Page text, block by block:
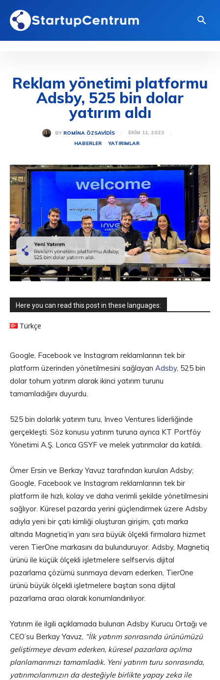
Reklam yönetimi platformu
Adsby, 525 bin dolar
yatırım aldı
BY ROMINA ÖZSAVIDIS
EKIM 11, 2023
HABERLER
YATIRIMLAR
Here you can read this post in these languages:
Türkçe
Google, Facebook ve Instagram reklamlarının tek bir
platform üzerinden yönetilmesini sağlayan Adsby, 525 bin
dolar tohum yatırım alarak ikinci yatırım turunu
tamamladığını duyurdu.
525 bin dolarlık yatırım turu, Inveo Ventures liderliğinde
gerçekleşti. Söz konusu yatırım turuna ayrıca KT Portföy
Yönetimi A.Ş. Lonca GSYF ve melek yatırımcılar da katıldı.
Ömer Ersin ve Berkay Yavuz tarafından kurulan Adsby;
Google, Facebook ve Instagram reklamlarının tek bir
platform ile hızlı, kolay ve daha verimli şekilde yönetilmesini
sağlıyor. Küresel pazarda yerini güçlendirmek üzere Adsby
adıyla yeni bir çatı kimliği oluşturan girişim, çatı marka
altında Magnetiq’in yanı sıra büyük ölçekli firmalara hizmet
veren TierOne markasını da bulunduruyor. Adsby, Magnetiq
ürünü ile küçük ölçekli işletmelere selfservis dijital
pazarlama çözümü sunmaya devam ederken, TierOne
ürünü büyük ölçekli işletmelere baştan sona dijital
pazarlama aracı olarak konumlandırılıyor.
Yatırım ile ilgili açıklamada bulunan Adsby Kurucu Ortağı ve
CEO’su Berkay Yavuz, “İlk yatırım sonrasında ürünümüzü
geliştirmeye devam ederken, küresel pazarlara açılma
planlamarımızı tamamladık. Yeni yatırım turu sonrasında,
yatırımcılarımızın da desteğiyle birlikte yapay zeka ile